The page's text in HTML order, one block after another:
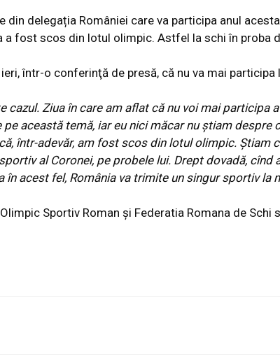
din delegația României care va participa anul
a fost scos din lotul olimpic. Astfel la schi în proba
într-o conferinţă de presă, că nu va mai participa
cazul. Ziua în care am aflat că nu voi mai participa
această temă, iar eu nici măcar nu ştiam despre
într-adevăr, am fost scos din lotul olimpic. Ştiam
al Coronei, pe probele lui. Drept dovadă, cînd
acest fel, România va trimite un singur sportiv la
Sportiv Roman şi Federatia Romana de Schi